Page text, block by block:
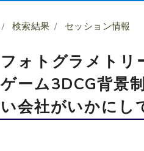
検索結果 セッション情報
フォトグラメトリ
ゲーム3DCG背景
い会社がいかにし